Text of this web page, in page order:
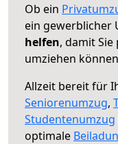
Ob ein
ein gewerblicher
helfen, damit
umziehen
Allzeit bereit für
Seniorenumzug,
Studentenumzug
optimale